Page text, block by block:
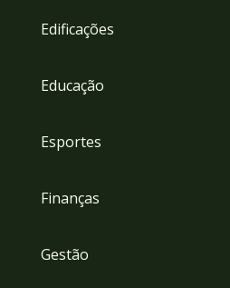
Edificações
Educação
Esportes
Finanças
Gestão